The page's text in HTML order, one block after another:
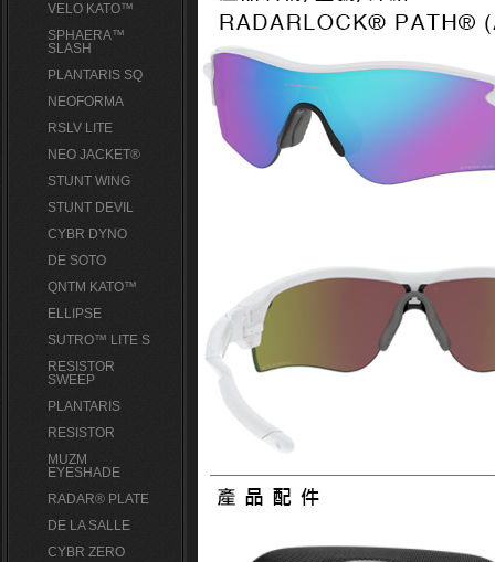
VELO KATO™
SPHAERA™
SLASH
PLANTARIS SQ
NEOFORMA
RSLV LITE
NEO JACKET®
STUNT WING
STUNT DEVIL
CYBR DYNO
DE SOTO
QNTM KATO™
ELLIPSE
SUTRO™ LITE S
RESISTOR
SWEEP
PLANTARIS
RESISTOR
MUZM
EYESHADE
RADAR® PLATE​
DE LA SALLE
CYBR ZERO